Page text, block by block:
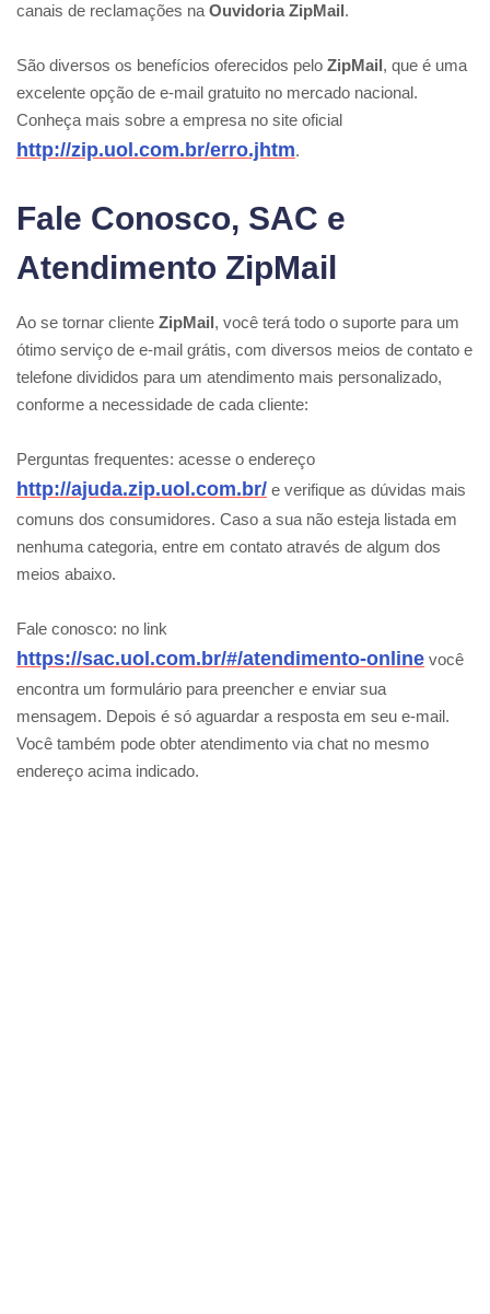
canais de reclamações na Ouvidoria ZipMail.
São diversos os benefícios oferecidos pelo ZipMail, que é uma
excelente opção de e-mail gratuito no mercado nacional.
Conheça mais sobre a empresa no site oficial
http://zip.uol.com.br/erro.jhtm.
Fale Conosco, SAC e
Atendimento ZipMail
Ao se tornar cliente ZipMail, você terá todo o suporte para um
ótimo serviço de e-mail grátis, com diversos meios de contato e
telefone divididos para um atendimento mais personalizado,
conforme a necessidade de cada cliente:
Perguntas frequentes: acesse o endereço
http://ajuda.zip.uol.com.br/ e verifique as dúvidas mais
comuns dos consumidores. Caso a sua não esteja listada em
nenhuma categoria, entre em contato através de algum dos
meios abaixo.
Fale conosco: no link
https://sac.uol.com.br/#/atendimento-online você
encontra um formulário para preencher e enviar sua
mensagem. Depois é só aguardar a resposta em seu e-mail.
Você também pode obter atendimento via chat no mesmo
endereço acima indicado.